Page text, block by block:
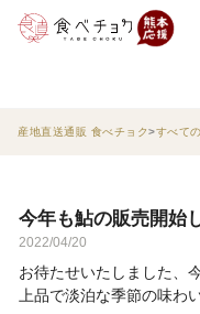
産地直送通販 食べチョク すべて
今年も鮎の販売開始
2022/04/20
お待たせいたしました、
上品で淡泊な季節の味わ